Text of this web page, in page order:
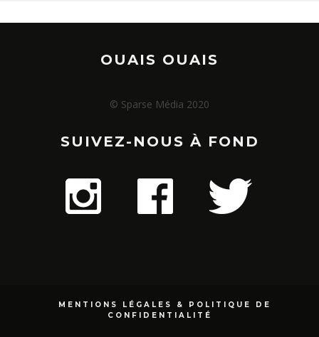
OUAIS OUAIS
© Sparse Média 2020
SUIVEZ-NOUS À FOND
MENTIONS LÉGALES & POLITIQUE DE
CONFIDENTIALITÉ